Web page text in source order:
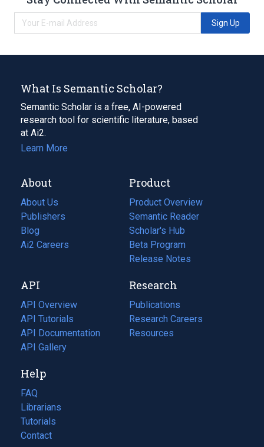
Sign Up
What Is Semantic Scholar?
Semantic Scholar is a free, AI-powered
research tool for scientific literature, based
at Ai2.
Learn More
About
About Us
Publishers
Blog
(opens
in
tab)
Ai2 Careers
(opens
new
tab)
Product
Product Overview
Semantic Reader
Scholar's Hub
Beta Program
Release Notes
API
API Overview
API Tutorials
API Documentation
(opens
in
new
tab)
API Gallery
Research
Publications
(opens
in
a
Research Careers
(opens
in
Resources
(opens
Help
FAQ
Librarians
Tutorials
Contact